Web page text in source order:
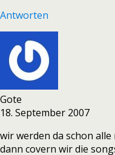
Antworten
Gote
18. September 2007
wir werden da schon
dann covern wir die